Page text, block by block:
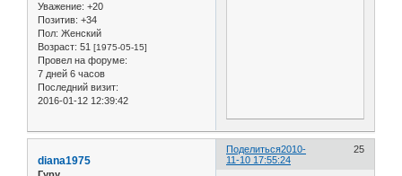
Уважение: +20
Позитив: +34
Пол: Женский
Возраст: 51 [1975-05-15]
Провел на форуме:
7 дней 6 часов
Последний визит:
2016-01-12 12:39:42
Поделиться 25
2010-
11-10 17:55:24
diana1975